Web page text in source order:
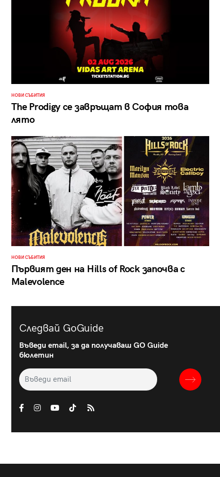
НОВИ СЪБИТИЯ
The Prodigy се завръщат в София това
лято
НОВИ СЪБИТИЯ
Първият ден на Hills of Rock започва с
Malevolence
Следвай GoGuide
Въведи email, за да получаваш GO Guide
бюлетин